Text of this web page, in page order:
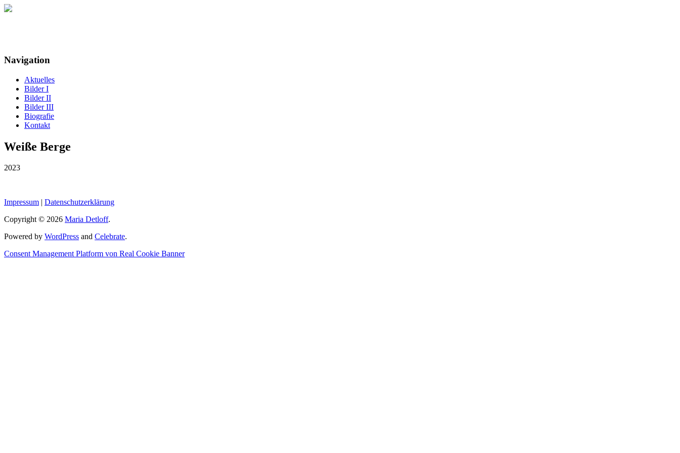
Navigation
Aktuelles
Bilder I
Bilder II
Bilder III
Biografie
Kontakt
Weiße Berge
2023
Impressum | Datenschutzerklärung
Copyright © 2026 Maria Detloff.
Powered by WordPress and Celebrate.
Consent Management Platform von Real Cookie Banner